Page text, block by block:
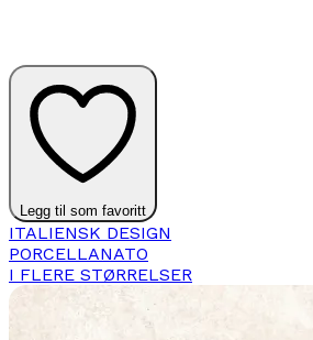
Legg til som favoritt
ITALIENSK DESIGN
PORCELLANATO
I FLERE STØRRELSER